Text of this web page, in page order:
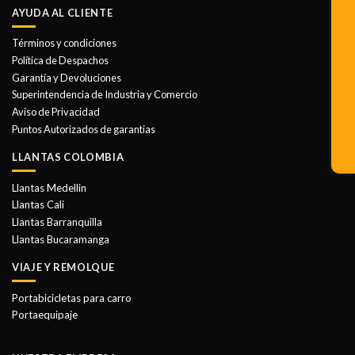
múltiples
Las
opciones
se
pueden
elegir
en
página
AYUDA AL CLIENTE
Términos y condiciones
Política de Despachos
Garantía y Devoluciones
Superintendencia de Industria y Comercio
Aviso de Privacidad
Puntos Autorizados de garantias
LLANTAS COLOMBIA
Llantas Medellin
Llantas Cali
Llantas Barranquilla
Llantas Bucaramanga
VIAJE Y REMOLQUE
Portabicicletas para carro
Portaequipaje